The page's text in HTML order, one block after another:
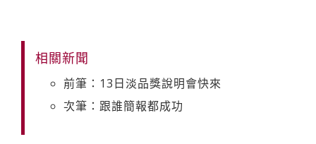
相關新聞
前筆：13日淡品獎說明會快來
次筆：跟誰簡報都成功